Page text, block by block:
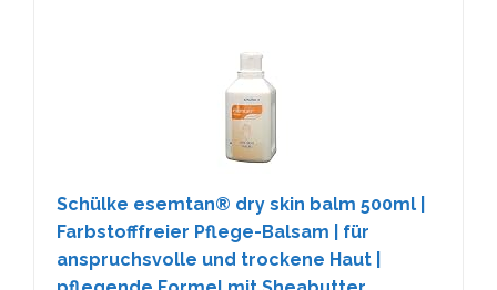
Schülke esemtan® dry skin balm 500ml |
Farbstofffreier Pflege-Balsam | für
anspruchsvolle und trockene Haut |